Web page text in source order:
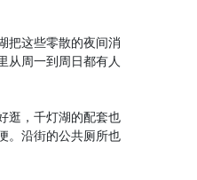
把这些零散的夜间消
从周一到周日都有人
逛，千灯湖的配套也
。沿街的公共厕所也